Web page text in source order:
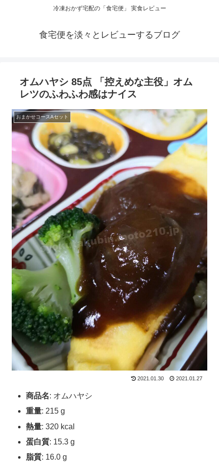
冷凍おかず宅配の「食宅便」 実食レビュー
食宅便を淡々とレビューするブログ
オムハヤシ 85点 「控えめな主役」オム
レツのふわふわ感はナイス
おまかせコースAセット
2021.01.30 2021.01.27
商品名: オムハヤシ
重量: 215 g
熱量: 320 kcal
蛋白質: 15.3 g
脂質: 16.0 g